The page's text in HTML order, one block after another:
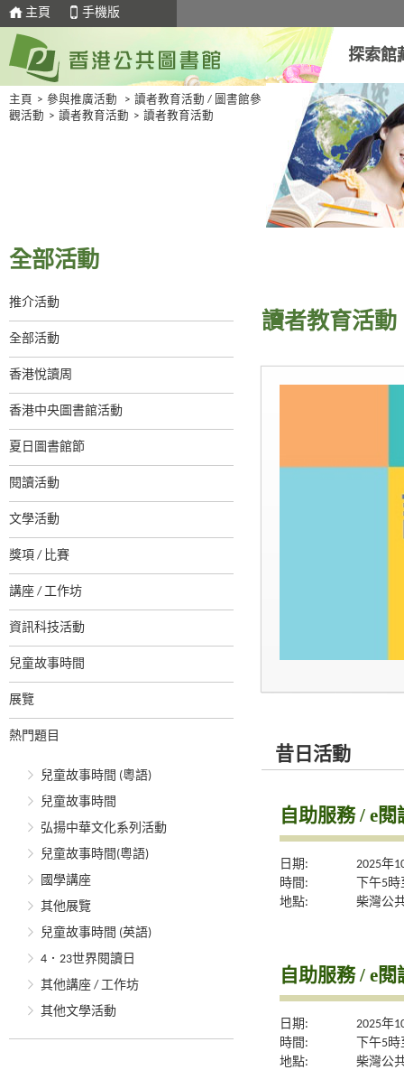
主頁 手機版
探索館
主頁 > 參與推廣活動 > 讀者教育活動 / 圖書館參
觀活動 > 讀者教育活動 > 讀者教育活動
全部活動
推介活動
全部活動
香港悅讀周
香港中央圖書館活動
夏日圖書館節
閱讀活動
文學活動
獎項 / 比賽
講座 / 工作坊
資訊科技活動
兒童故事時間
展覽
熱門題目
兒童故事時間 (粵語)
兒童故事時間
弘揚中華文化系列活動
兒童故事時間(粵語)
國學講座
其他展覽
兒童故事時間 (英語)
4．23世界閱讀日
其他講座 / 工作坊
其他文學活動
讀者教育活動
昔日活動
自助服務 / e
日期:
2025年
時間:
下午5
地點:
柴灣公
自助服務 / e
日期:
2025年
時間:
下午5
地點:
柴灣公